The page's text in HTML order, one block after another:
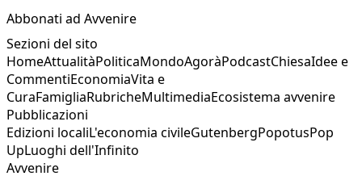
Abbonati ad Avvenire
Sezioni del sito
HomeAttualitàPoliticaMondoAgoràPodcastChiesaIdee e
CommentiEconomiaVita e
CuraFamigliaRubricheMultimediaEcosistema avvenire
Pubblicazioni
Edizioni localiL'economia civileGutenbergPopotusPop
UpLuoghi dell'Infinito
Avvenire